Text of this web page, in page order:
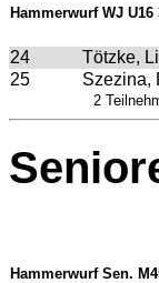
Hammerwurf WJ U16
24 Tötzke,
25
Szezina,
2
Hammerwurf Sen.